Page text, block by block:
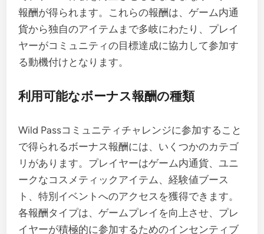
報酬が得られます。これらの報酬は、ゲーム内通
貨から独自のアイテムまで多岐にわたり、プレイ
ヤーがコミュニティの目標達成に協力して参加す
る動機付けとなります。
利用可能なボーナス報酬の種類
Wild Passコミュニティチャレンジに参加すること
で得られるボーナス報酬には、いくつかのカテゴ
リがあります。プレイヤーはゲーム内通貨、ユニ
ークなコスメティックアイテム、経験値ブース
ト、特別イベントへのアクセスを獲得できます。
各報酬タイプは、ゲームプレイを向上させ、プレ
イヤーが積極的に参加するためのインセンティブ